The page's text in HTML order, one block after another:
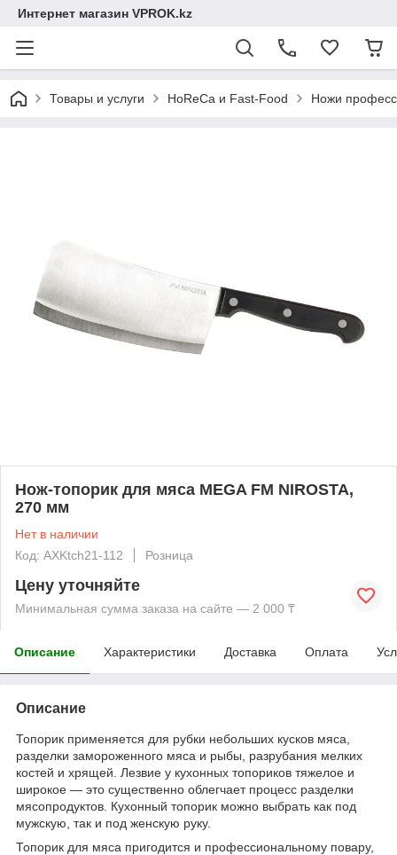
Интернет магазин VPROK.kz
Товары и услуги HoReCa и Fast-Food Ножи
Нож-топорик для мяса MEGA FM NIROSTA,
270 мм
Нет в наличии
Код: AXKtch21-112
Розница
Цену уточняйте
Минимальная сумма заказа на сайте — 2 000 ₸
Описание Характеристики Доставка Оплата
Описание
Топорик применяется для рубки небольших кусков мяса,
разделки замороженного мяса и рыбы, разрубания мелких
костей и хрящей. Лезвие у кухонных топориков тяжелое и
широкое — это существенно облегчает процесс разделки
мясопродуктов. Кухонный топорик можно выбрать как под
мужскую, так и под женскую руку.
Топорик для мяса пригодится и профессиональному повару,